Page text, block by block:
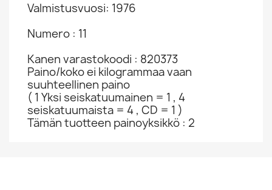
Valmistusvuosi: 1976
Numero : 11
Kanen varastokoodi : 820373
Paino/koko ei kilogrammaa vaan
suuhteellinen paino
( 1 Yksi seiskatuumainen = 1 , 4
seiskatuumaista = 4 , CD = 1 )
Tämän tuotteen painoyksikkö : 2